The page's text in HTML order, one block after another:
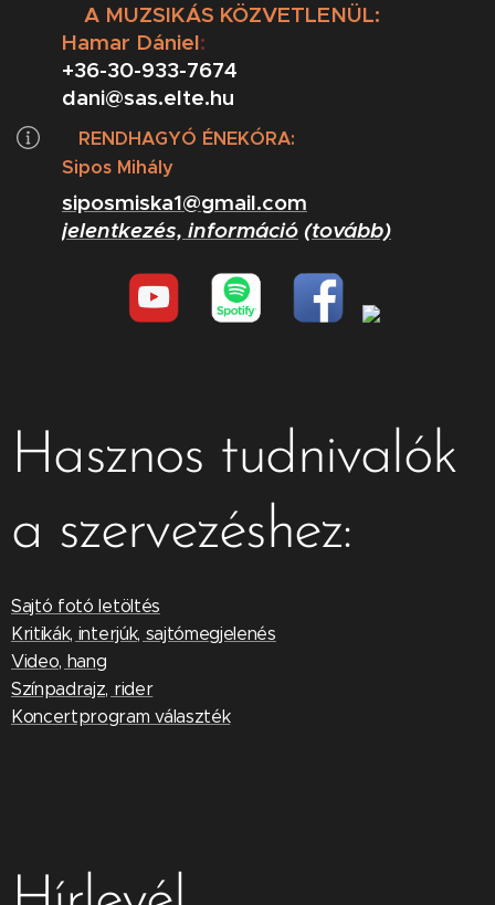
A MUZSIKÁS KÖZVETLENÜL:
Hamar Dániel:
+36-30-933-7674
dani@sas.elte.hu
RENDHAGYÓ ÉNEKÓRA:
Sipos Mihály
siposmiska1@gmail.com
jelentkezés, információ (tovább)
Hasznos tudnivalók
a szervezéshez:
Sajtó fotó letöltés
Kritikák, interjúk, sajtómegjelenés
Video, hang
Színpadrajz, rider
Koncertprogram választék